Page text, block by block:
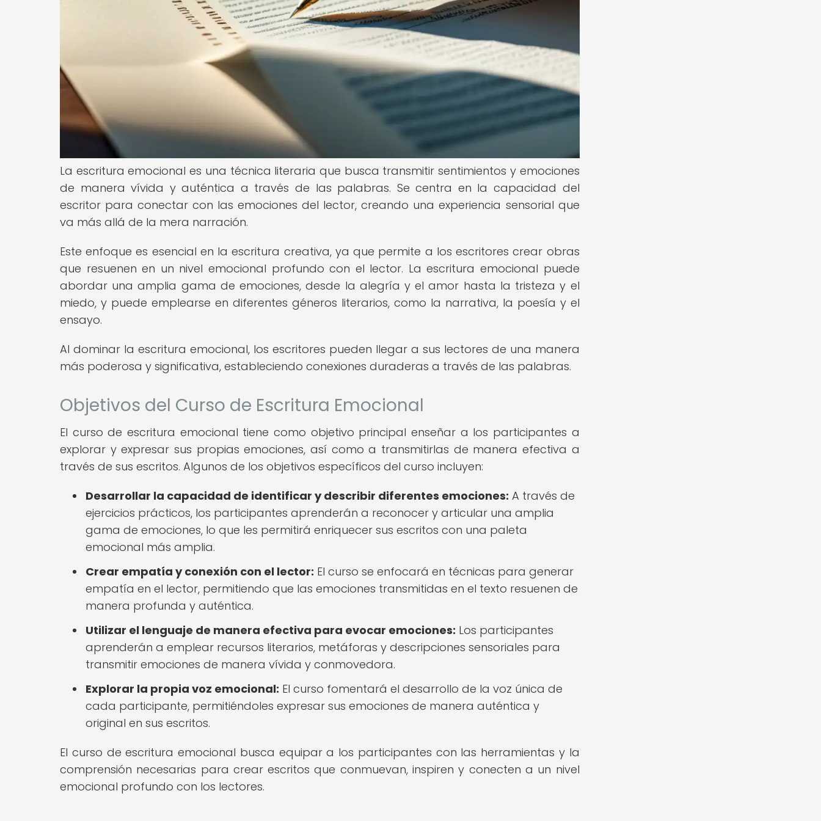
La escritura emocional es una técnica literaria que busca transmitir sentimientos y emociones
de manera vívida y auténtica a través de las palabras. Se centra en la capacidad del
escritor para conectar con las emociones del lector, creando una experiencia sensorial que
va más allá de la mera narración.
Este enfoque es esencial en la escritura creativa, ya que permite a los escritores crear obras
que resuenen en un nivel emocional profundo con el lector. La escritura emocional puede
abordar una amplia gama de emociones, desde la alegría y el amor hasta la tristeza y el
miedo, y puede emplearse en diferentes géneros literarios, como la narrativa, la poesía y el
ensayo.
Al dominar la escritura emocional, los escritores pueden llegar a sus lectores de una manera
más poderosa y significativa, estableciendo conexiones duraderas a través de las palabras.
Objetivos del Curso de Escritura Emocional
El curso de escritura emocional tiene como objetivo principal enseñar a los participantes a
explorar y expresar sus propias emociones, así como a transmitirlas de manera efectiva a
través de sus escritos. Algunos de los objetivos específicos del curso incluyen:
Desarrollar la capacidad de identificar y describir diferentes emociones: A través de
ejercicios prácticos, los participantes aprenderán a reconocer y articular una amplia
gama de emociones, lo que les permitirá enriquecer sus escritos con una paleta
emocional más amplia.
Crear empatía y conexión con el lector: El curso se enfocará en técnicas para generar
empatía en el lector, permitiendo que las emociones transmitidas en el texto resuenen de
manera profunda y auténtica.
Utilizar el lenguaje de manera efectiva para evocar emociones: Los participantes
aprenderán a emplear recursos literarios, metáforas y descripciones sensoriales para
transmitir emociones de manera vívida y conmovedora.
Explorar la propia voz emocional: El curso fomentará el desarrollo de la voz única de
cada participante, permitiéndoles expresar sus emociones de manera auténtica y
original en sus escritos.
El curso de escritura emocional busca equipar a los participantes con las herramientas y la
comprensión necesarias para crear escritos que conmuevan, inspiren y conecten a un nivel
emocional profundo con los lectores.